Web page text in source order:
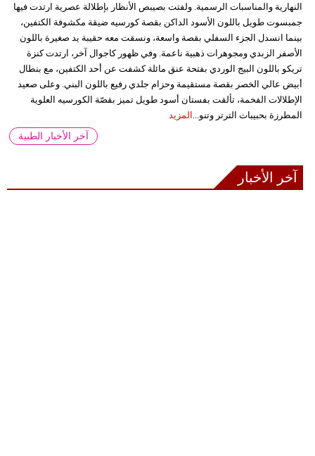
النهارية والمناسبات الرسمية. ولفتت بصيبص الأنظار بإطلالة عصرية ارتدت فيها
جمبسوت طويل باللون الأسود الداكن بقصة كورسيه ضيقة مكشوفة الكتفين،
بينما انسدل الجزء السفلي بقصة واسعة، ونسقت معه حقيبة يد صغيرة باللون
الأصفر الزبدي ومجوهرات ذهبية ناعمة. وفي ظهور كاجوال آخر، ارتدت كنزة
تريكو باللون البيج الوردي بفتحة عنق مائلة كشفت عن أحد الكتفين، مع بنطال
أبيض عالي الخصر بقصة مستقيمة وحزام جلدي رفيع باللون البني. وعلى صعيد
الإطلالات الفخمة، تألقت بفستان أسود طويل تميز بقصّة الكورسيه العلوية
المطرزة بحبيبات الترتر وتنو... المزيد
آخر الأخبار الطبية
آخر الأخبار